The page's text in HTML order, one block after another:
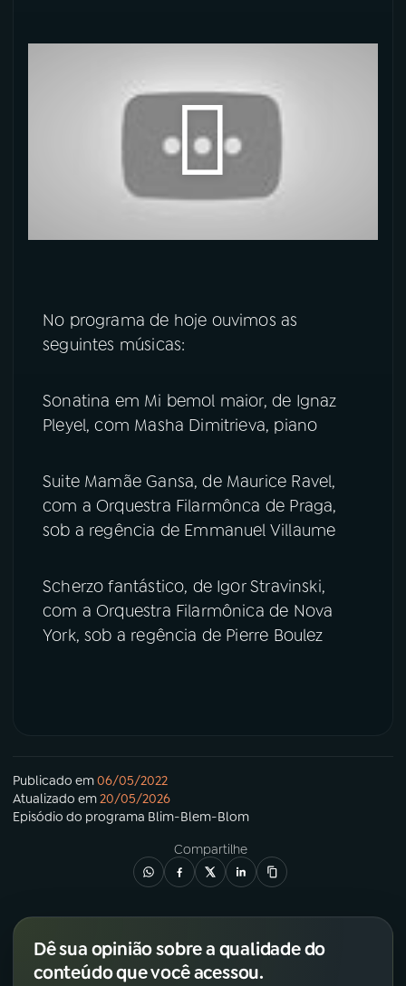
No programa de hoje ouvimos as
seguintes músicas:
Sonatina em Mi bemol maior, de Ignaz
Pleyel, com Masha Dimitrieva, piano
Suite Mamãe Gansa, de Maurice Ravel,
com a Orquestra Filarmônca de Praga,
sob a regência de Emmanuel Villaume
Scherzo fantástico, de Igor Stravinski,
com a Orquestra Filarmônica de Nova
York, sob a regência de Pierre Boulez
Publicado em06/05/2022
Atualizado em20/05/2026
Episódio do programa Blim-Blem-Blom
Compartilhe
Dê sua opinião sobre a qualidade do
conteúdo que você acessou.